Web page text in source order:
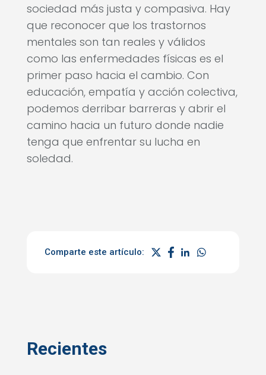
sociedad más justa y compasiva. Hay
que reconocer que los trastornos
mentales son tan reales y válidos
como las enfermedades físicas es el
primer paso hacia el cambio. Con
educación, empatía y acción colectiva,
podemos derribar barreras y abrir el
camino hacia un futuro donde nadie
tenga que enfrentar su lucha en
soledad.
Comparte este artículo:
Recientes